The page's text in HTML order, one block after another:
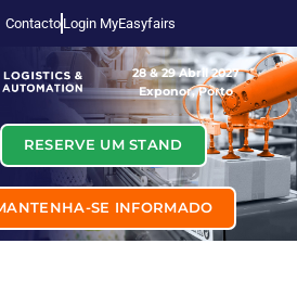
Contacto Login MyEasyfairs
28 & 29 Abril 2027
Exponor, Porto
RESERVE UM STAND
SE INFORMADO